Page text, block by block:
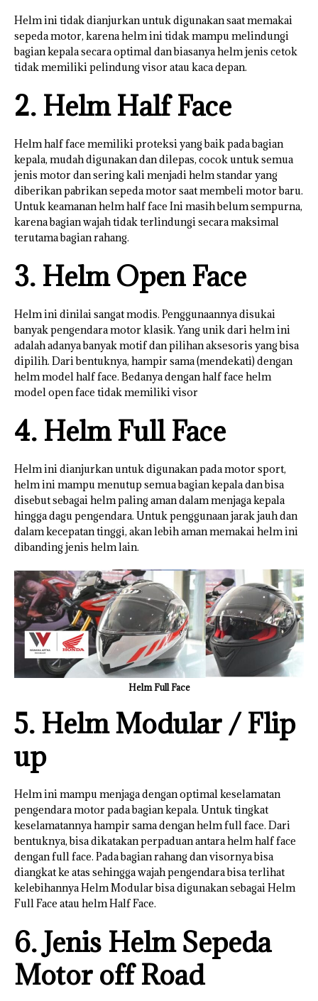
Helm ini tidak dianjurkan untuk digunakan saat memakai
sepeda motor, karena helm ini tidak mampu melindungi
bagian kepala secara optimal dan biasanya helm jenis cetok
tidak memiliki pelindung visor atau kaca depan.
2. Helm Half Face
Helm half face memiliki proteksi yang baik pada bagian
kepala, mudah digunakan dan dilepas, cocok untuk semua
jenis motor dan sering kali menjadi helm standar yang
diberikan pabrikan sepeda motor saat membeli motor baru.
Untuk keamanan helm half face Ini masih belum sempurna,
karena bagian wajah tidak terlindungi secara maksimal
terutama bagian rahang.
3. Helm Open Face
Helm ini dinilai sangat modis. Penggunaannya disukai
banyak pengendara motor klasik. Yang unik dari helm ini
adalah adanya banyak motif dan pilihan aksesoris yang bisa
dipilih. Dari bentuknya, hampir sama (mendekati) dengan
helm model half face. Bedanya dengan half face helm
model open face tidak memiliki visor
4. Helm Full Face
Helm ini dianjurkan untuk digunakan pada motor sport,
helm ini mampu menutup semua bagian kepala dan bisa
disebut sebagai helm paling aman dalam menjaga kepala
hingga dagu pengendara. Untuk penggunaan jarak jauh dan
dalam kecepatan tinggi, akan lebih aman memakai helm ini
dibanding jenis helm lain.
Helm Full Face
5. Helm Modular / Flip
up
Helm ini mampu menjaga dengan optimal keselamatan
pengendara motor pada bagian kepala. Untuk tingkat
keselamatannya hampir sama dengan helm full face. Dari
bentuknya, bisa dikatakan perpaduan antara helm half face
dengan full face. Pada bagian rahang dan visornya bisa
diangkat ke atas sehingga wajah pengendara bisa terlihat
kelebihannya Helm Modular bisa digunakan sebagai Helm
Full Face atau helm Half Face.
6. Jenis Helm Sepeda
Motor off Road